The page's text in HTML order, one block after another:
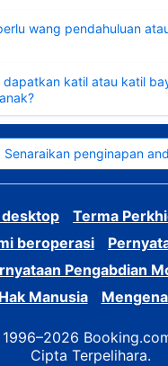
wang pendahuluan
dapatkan katil atau katil
Senaraikan penginapan
Terma
beroperasi
Pengabdian
Manusia
Cipta Terpelihara.